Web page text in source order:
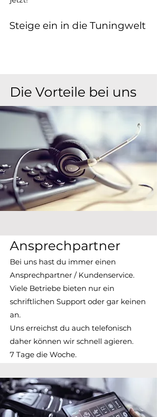
Steige ein in die Tuningwelt
Die Vorteile bei uns
Ansprechpartner
Bei uns hast du immer einen
Ansprechpartner / Kundenservice.
Viele Betriebe bieten nur ein
schriftlichen Support oder gar keinen
an.
Uns erreichst du auch telefonisch
daher können wir schnell agieren.
7 Tage die Woche.